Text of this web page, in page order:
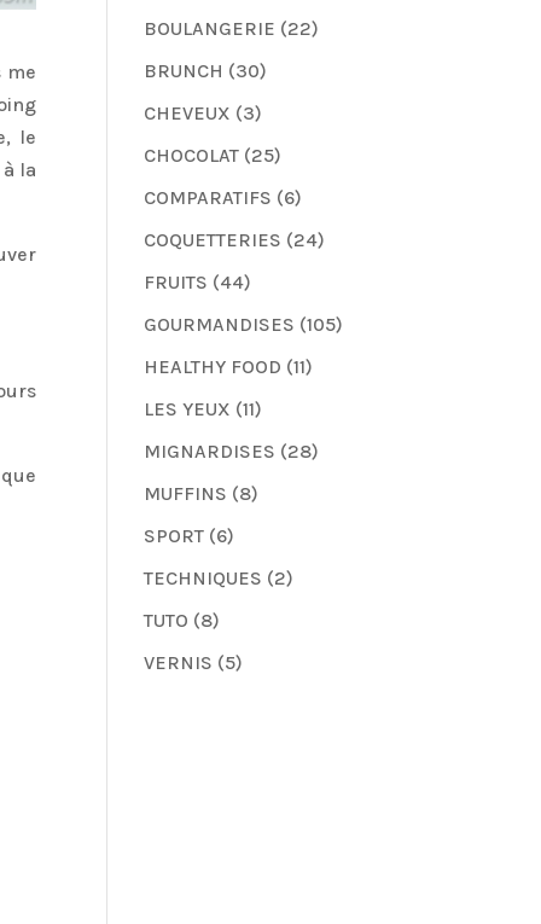
me
le
la
BOULANGERIE (22)
BRUNCH (30)
CHEVEUX (3)
CHOCOLAT (25)
COMPARATIFS (6)
COQUETTERIES (24)
FRUITS (44)
GOURMANDISES (105)
HEALTHY FOOD (11)
LES YEUX (11)
MIGNARDISES (28)
MUFFINS (8)
SPORT (6)
TECHNIQUES (2)
TUTO (8)
VERNIS (5)